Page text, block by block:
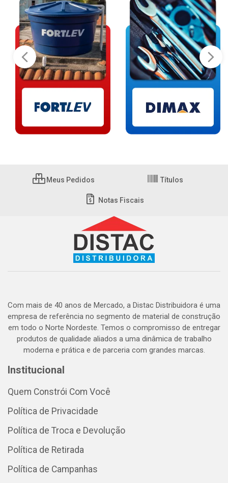
Meus Pedidos Títulos
Notas Fiscais
Com mais de 40 anos de Mercado, a Distac Distribuidora é uma
empresa de referência no segmento de material de construção
em todo o Norte Nordeste. Temos o compromisso de entregar
produtos de qualidade aliados a uma dinâmica de trabalho
moderna e prática e de parceria com grandes marcas.
Institucional
Quem Constrói Com Você
Política de Privacidade
Política de Troca e Devolução
Política de Retirada
Política de Campanhas